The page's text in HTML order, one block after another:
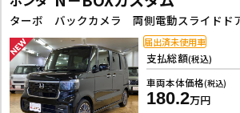
支払総額(税込)
車両本体価格(税込)
180.2万円
届出済未使用車